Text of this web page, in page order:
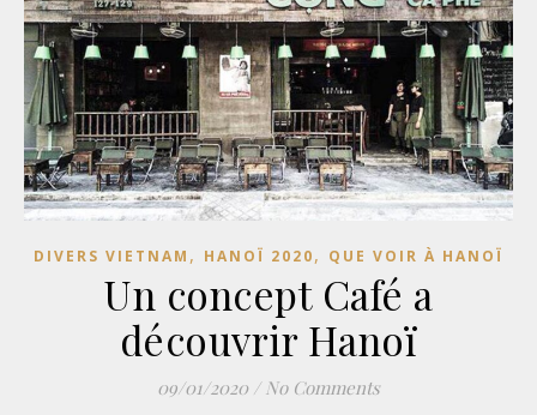
DIVERS VIETNAM , HANOÏ 2020, QUE VOIR À HANOÏ
Un concept Café a
découvrir Hanoï
09/01/2020 / No Comments